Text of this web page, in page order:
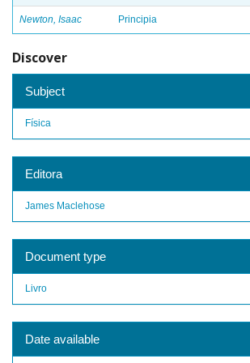
Newton, Isaac Principia
Discover
Subject
Física
Editora
James Maclehose
Document type
Livro
Date available